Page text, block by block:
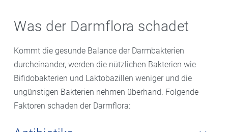
Was der Darmflora schadet
Kommt die gesunde Balance der Darmbakterien
durcheinander, werden die nützlichen Bakterien wie
Bifidobakterien und Laktobazillen weniger und die
ungünstigen Bakterien nehmen überhand. Folgende
Faktoren schaden der Darmflora: